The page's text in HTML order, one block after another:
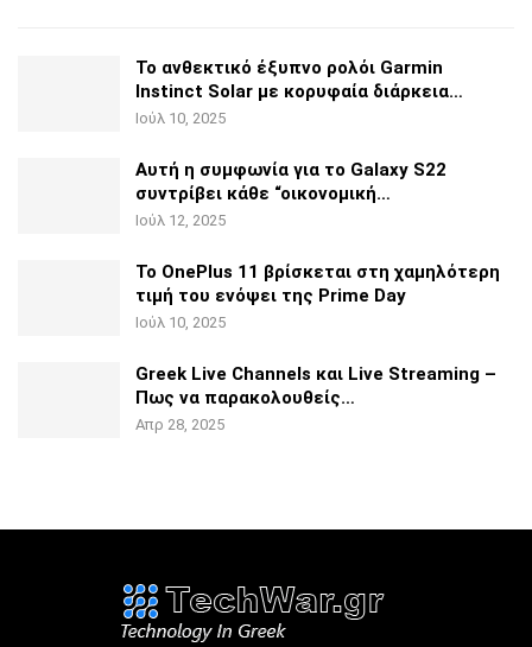
Το ανθεκτικό έξυπνο ρολόι Garmin
Instinct Solar με κορυφαία διάρκεια…
Ιούλ 10, 2025
Αυτή η συμφωνία για το Galaxy S22
συντρίβει κάθε “οικονομική…
Ιούλ 12, 2025
Το OnePlus 11 βρίσκεται στη χαμηλότερη
τιμή του ενόψει της Prime Day
Ιούλ 10, 2025
Greek Live Channels και Live Streaming –
Πως να παρακολουθείς…
Απρ 28, 2025